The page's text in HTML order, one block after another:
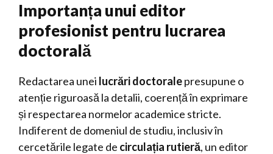
Importanța unui editor
profesionist pentru lucrarea
doctorală
Redactarea unei lucrări doctoralepresupune o
atenție riguroasă la detalii, coerență în exprimare
și respectarea normelor academice stricte.
Indiferent de domeniul de studiu, inclusiv în
cercetările legate de circulația rutieră, un editor